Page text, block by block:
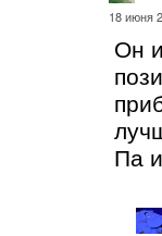
18 июня
Он
Па